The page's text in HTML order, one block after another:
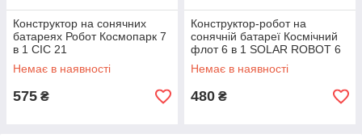
Конструктор на сонячних
батареях Робот Космопарк 7
в 1 CIC 21
Немає в наявності
575 ₴
Конструктор-робот на
сонячній батареї Космічний
флот 6 в 1 SOLAR ROBOT 6
В 1 SPACE FLEET 2117
Немає в наявності
480 ₴